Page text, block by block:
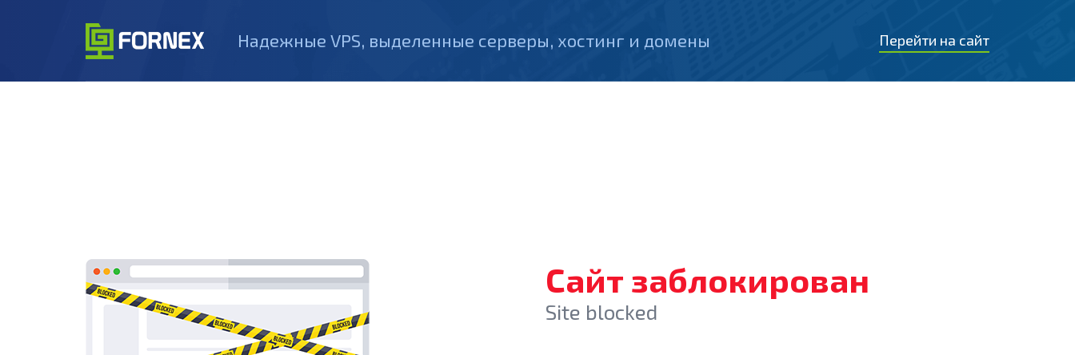
Надежные VPS, выделенные серверы, хостинг и домены Перейти на сайт
Сайт заблокирован
Site blocked